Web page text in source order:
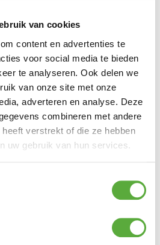
van cookies
content en advertenties te
voor social media te bieden
te analyseren. Ook delen we
van onze site met onze
adverteren en analyse. Deze
combineren met andere
verstrekt of die ze hebben
uw gebruik van hun services.